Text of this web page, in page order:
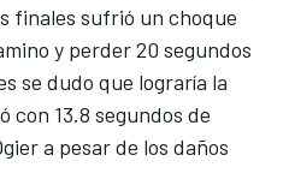
finales sufrió un choque
y perder 20 segundos
se dudo que lograría la
13.8 segundos de
a pesar de los daños